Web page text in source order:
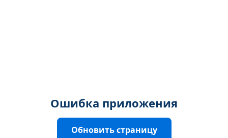
Ошибка приложения
Обновить страницу